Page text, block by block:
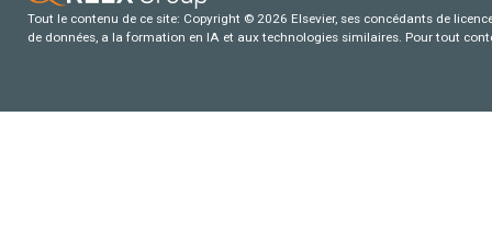
Tout le contenu de ce site: Copyright © 2026 Elsevier, ses concédants de
de données, a la formation en IA et aux technologies similaires. Pour tout